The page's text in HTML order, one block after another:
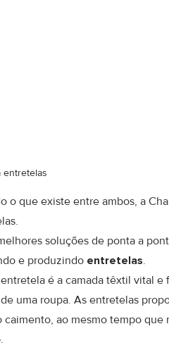
entretelas
o que existe entre ambos, a
soluções de ponta a
e produzindo entretelas.
é a camada têxtil vital
uma roupa. As entretelas
ao mesmo tempo que